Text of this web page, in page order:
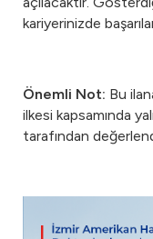
kariyerinizde
Önemli Not: Bu
ilkesi kapsamında
tarafından